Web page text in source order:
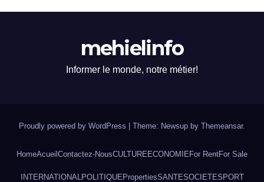
mehielinfo
Informer le monde, notre métier!
Proudly powered by WordPress | Theme: Newsup by Themeansar.
HomeAcueil Contactez-NousCULTURE ECONOMIE For RentFor Sale
INTERNATIONAL POLITIQUE PropertiesSANTESOCIETESPORT